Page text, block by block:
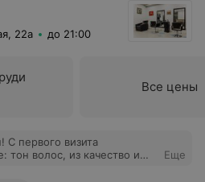
22а до 21:00
Все цены
С первого визита
тон волос, из качество и
Еще